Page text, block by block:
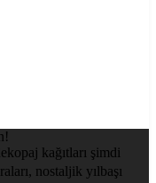
kağıtları şimdi
nostaljik yılbaşı